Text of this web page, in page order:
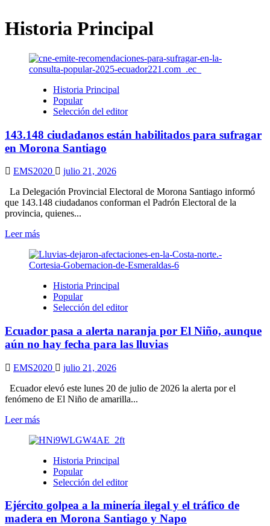
Historia Principal
Historia Principal
Popular
Selección del editor
143.148 ciudadanos están habilitados para sufragar
en Morona Santiago
EMS2020
julio 21, 2026
La Delegación Provincial Electoral de Morona Santiago informó
que 143.148 ciudadanos conforman el Padrón Electoral de la
provincia, quienes...
Leer másLeer
sobre
143.148
están
habilitados
para
en
Morona
Santiago
Historia Principal
Popular
Selección del editor
Ecuador pasa a alerta naranja por El Niño, aunque
aún no hay fecha para las lluvias
EMS2020
julio 21, 2026
Ecuador elevó este lunes 20 de julio de 2026 la alerta por el
fenómeno de El Niño de amarilla...
Leer másLeer
sobre
pasa
alerta
por
El
Historia Principal
Popular
Selección del editor
Ejército golpea a la minería ilegal y el tráfico de
madera en Morona Santiago y Napo